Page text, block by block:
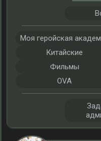
Моя геройская
Китайские
Фильмы
OVA